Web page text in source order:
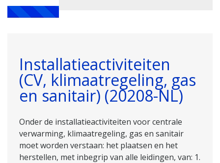
Installatieactiviteiten
(CV, klimaatregeling, gas
en sanitair) (20208-NL)
Onder de installatieactiviteiten voor centrale
verwarming, klimaatregeling, gas en sanitair
moet worden verstaan: het plaatsen en het
herstellen, met inbegrip van alle leidingen, van: 1.